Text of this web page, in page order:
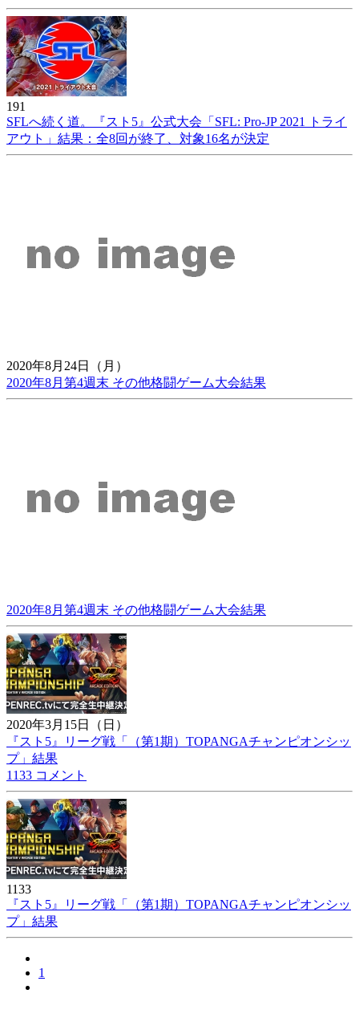
191
SFLへ続く道。『スト5』公式大会「SFL: Pro-JP 2021 トライ
アウト」結果：全8回が終了、対象16名が決定
2020年8月24日（月）
2020年8月第4週末 その他格闘ゲーム大会結果
2020年8月第4週末 その他格闘ゲーム大会結果
2020年3月15日（日）
『スト5』リーグ戦「（第1期）TOPANGAチャンピオンシッ
プ」結果
1133 コメント
1133
『スト5』リーグ戦「（第1期）TOPANGAチャンピオンシッ
プ」結果
1